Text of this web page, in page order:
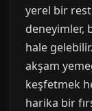
yerel bir
deneyimler,
hale gelebilir.
akşam
keşfetmek
harika bir